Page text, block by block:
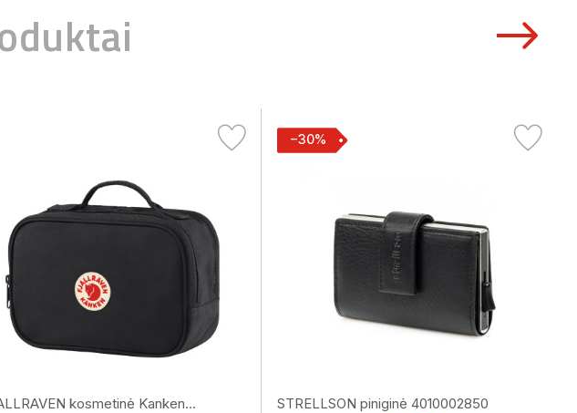
kosmetinė Kanken...
−30%
STRELLSON piniginė 4010002850